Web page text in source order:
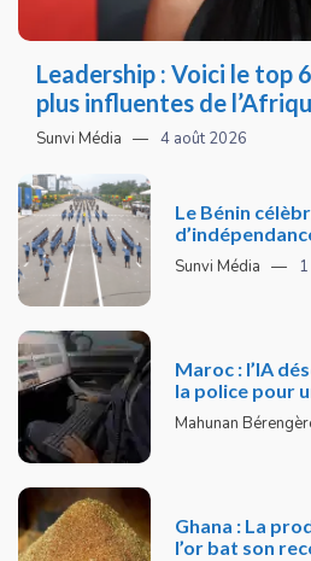
Leadership : Voici le top
plus influentes de
Sunvi Média 4 août 2026
Le Bénin
Sunvi Média
Maroc : l’IA
la police pour
Mahunan
Ghana : La
l’or bat son